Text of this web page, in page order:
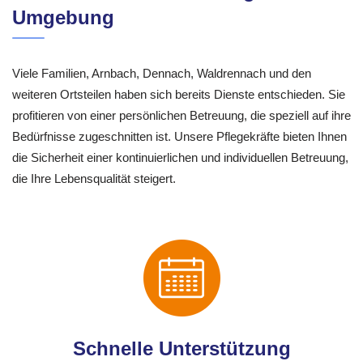
Umgebung
Viele Familien, Arnbach, Dennach, Waldrennach und den
weiteren Ortsteilen haben sich bereits Dienste entschieden. Sie
profitieren von einer persönlichen Betreuung, die speziell auf ihre
Bedürfnisse zugeschnitten ist. Unsere Pflegekräfte bieten Ihnen
die Sicherheit einer kontinuierlichen und individuellen Betreuung,
die Ihre Lebensqualität steigert.
Schnelle Unterstützung